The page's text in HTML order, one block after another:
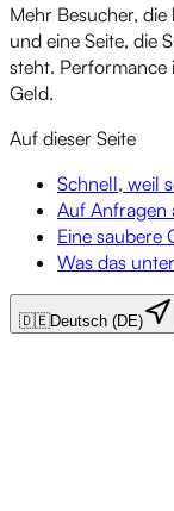
Mehr Besucher,
und eine Seite, die
steht. Performance
Geld.
Auf dieser Seite
Schnell, weil
Auf Anfragen
Eine saubere
Was das
🇩🇪Deutsch (DE)